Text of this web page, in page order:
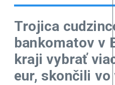
Trojica
bankomatov v
kraji vybrať
eur, skončili vo